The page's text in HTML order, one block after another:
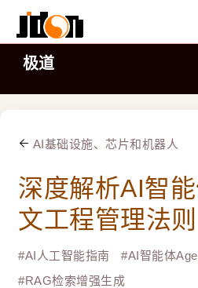
极道
AI基础设施、芯片和机器人
深度解析AI智
文工程管理法则
#AI人工智能指南 #AI智能体
#RAG检索增强生成